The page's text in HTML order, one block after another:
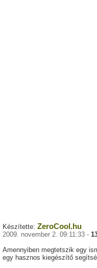
Készítette: ZeroCool.hu
2009. november 2. 09:11:33 -
Amennyiben megtetszik egy
egy hasznos kiegészítő